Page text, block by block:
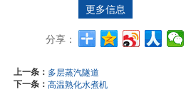
更多信息
分享：
上一条： 多层蒸汽隧道
下一条：高温熟化水煮机